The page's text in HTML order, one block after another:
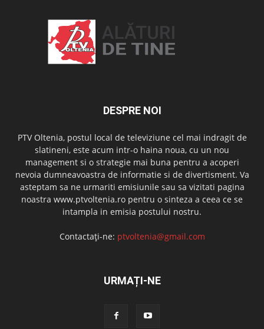
DESPRE NOI
PTV Oltenia, postul local de televiziune cel mai indragit de
slatineni, este acum intr-o haina noua, cu un nou
management si o strategie mai buna pentru a acoperi
nevoia dumneavoastra de informatie si de divertisment. Va
asteptam sa ne urmariti emisiunile sau sa vizitati pagina
noastra www.ptvoltenia.ro pentru o sinteza a ceea ce se
intampla in emisia postului nostru.
Contactați-ne: ptvoltenia@gmail.com
URMAȚI-NE